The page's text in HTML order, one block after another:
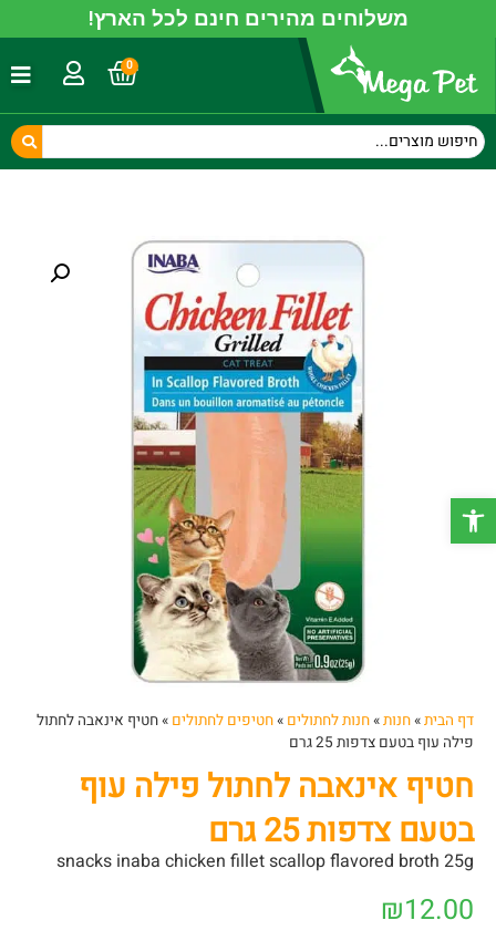
פתח סרגל נגישות
משלוחים מהירים חינם לכל הארץ!
0
דף הבית»חנות»חנות לחתולים »חטיפים לחתולים »חטיף אינאבה לחתול
פילה עוף בטעם צדפות 25 גרם
חטיף אינאבה לחתול פילה עוף
בטעם צדפות 25 גרם
snacks inaba chicken fillet scallop flavored broth 25g
₪12.00